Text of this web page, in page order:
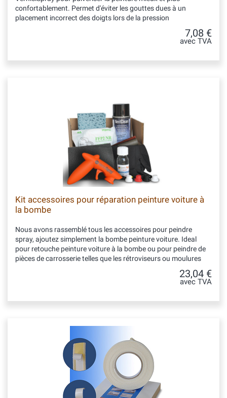
confortablement. Permet d'éviter les gouttes dues à un
placement incorrect des doigts lors de la pression
7,08 €
avec TVA
Kit accessoires pour réparation peinture voiture à
la bombe
Nous avons rassemblé tous les accessoires pour peindre
spray, ajoutez simplement la bombe peinture voiture. Ideal
pour retouche peinture voiture à la bombe ou pour peindre de
pièces de carrosserie telles que les rétroviseurs ou moulures
23,04 €
avec TVA